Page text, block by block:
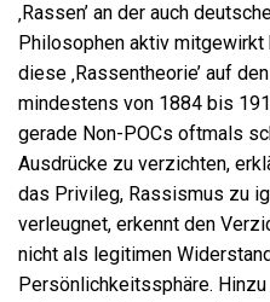
‚Rassen’ an der auch
Philosophen aktiv
diese ‚Rassentheorie’ auf
mindestens von 1884 bis
gerade Non-POCs oftmals
Ausdrücke zu verzichten,
das Privileg, Rassismus zu
verleugnet, erkennt den
nicht als legitimen
Persönlichkeitssphäre.